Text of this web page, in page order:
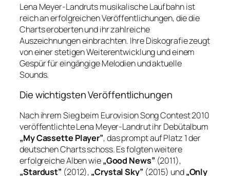
Lena Meyer-Landruts musikalische Laufbahn ist
reich an erfolgreichen Veröffentlichungen, die die
Charts eroberten und ihr zahlreiche
Auszeichnungen einbrachten. Ihre Diskografie zeugt
von einer stetigen Weiterentwicklung und einem
Gespür für eingängige Melodien und aktuelle
Sounds.
Die wichtigsten Veröffentlichungen
Nach ihrem Sieg beim Eurovision Song Contest 2010
veröffentlichte Lena Meyer-Landrut ihr Debütalbum
„My Cassette Player”, das prompt auf Platz 1 der
deutschen Charts schoss. Es folgten weitere
erfolgreiche Alben wie„Good News” (2011),
„Stardust” (2012), „Crystal Sky” (2015) und„Only